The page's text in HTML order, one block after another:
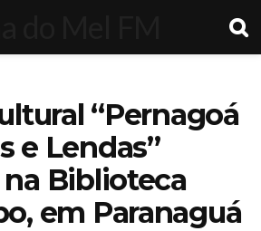
“Pernagoá
e Lendas”
Biblioteca
em Paranaguá